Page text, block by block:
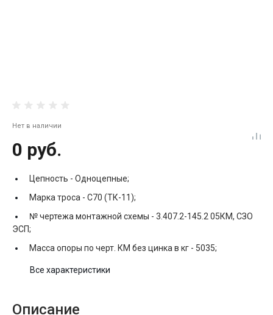
Нет в наличии
0 руб.
Цепность - Одноцепные;
Марка троса - С70 (ТК-11);
№ чертежа монтажной схемы - 3.407.2-145.2 05КМ, СЗО
ЭСП;
Масса опоры по черт. КМ без цинка в кг - 5035;
Все характеристики
Описание